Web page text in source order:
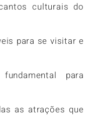
culturais do
para se visitar e
para
as atrações que